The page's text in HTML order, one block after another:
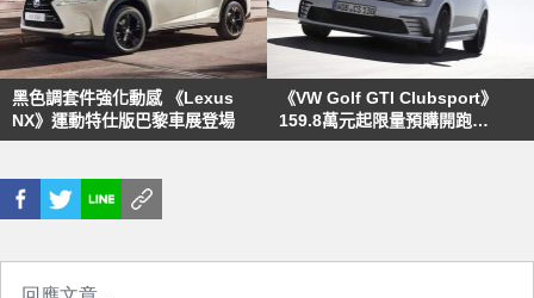
黑色調套件強化動感 《Lexus
NX》運動特仕版巴黎車展登場
《VW Golf GTI Clubsport》
159.8萬元起限量預購開跑
Golf/Golf Variant/Sportsvan價